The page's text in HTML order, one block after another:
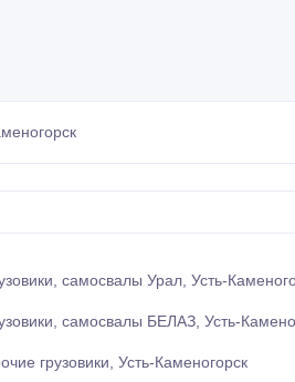
самосвалы Урал, Усть-
самосвалы БЕЛАЗ, Усть-
грузовики, Усть-Каменогорск